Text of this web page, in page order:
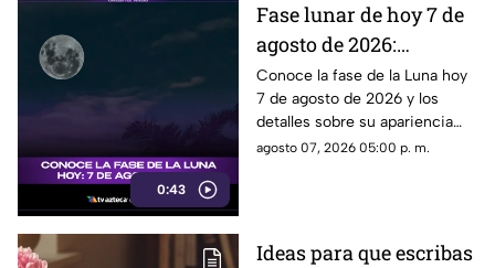
0:43
Fase lunar de hoy 7 de
agosto de 2026:
descubre cómo luce la
Luna y su significado
Conoce la fase de la Luna hoy
7 de agosto de 2026 y los
detalles sobre su apariencia
durante esta jornada.
agosto 07, 2026 05:00 p. m.
Ideas para que escribas